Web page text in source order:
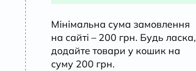
Мінімальна сума замовлення
на сайті – 200 грн. Будь ласка,
додайте товари у кошик на
суму 200 грн.